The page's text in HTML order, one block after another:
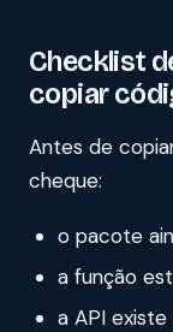
Checklist
copiar
Antes de
cheque:
o pacote
a função
a API